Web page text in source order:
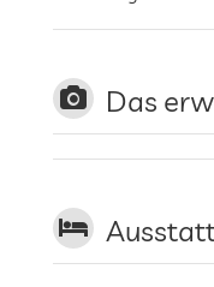
Das